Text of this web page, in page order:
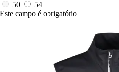
50
54
Este campo é obrigatório